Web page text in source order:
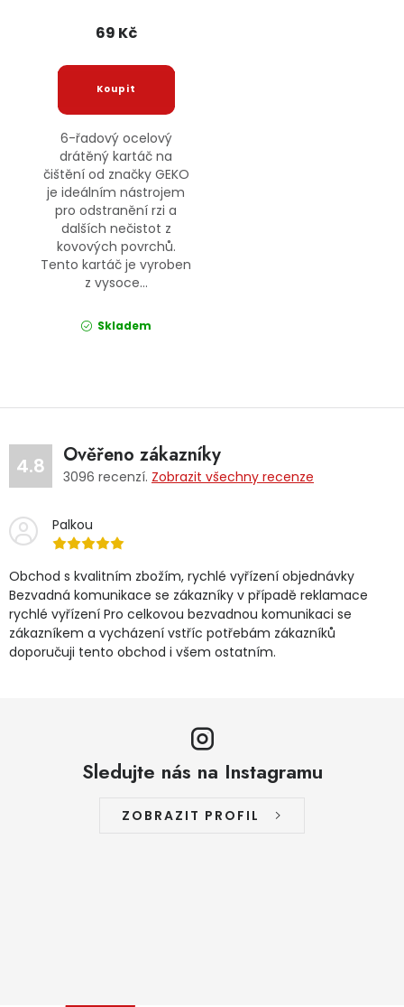
69 Kč
6-řadový ocelový
drátěný kartáč na
čištění od značky GEKO
je ideálním nástrojem
pro odstranění rzi a
dalších nečistot z
kovových povrchů.
Tento kartáč je vyroben
z vysoce...
Skladem
4.8 Ověřeno zákazníky
3096 recenzí. Zobrazit všechny recenze
Palkou
Obchod s kvalitním zbožím, rychlé vyřízení objednávky
Bezvadná komunikace se zákazníky v případě reklamace
rychlé vyřízení Pro celkovou bezvadnou komunikaci se
zákazníkem a vycházení vstříc potřebám zákazníků
doporučuji tento obchod i všem ostatním.
Sledujte nás na Instagramu
ZOBRAZIT PROFIL